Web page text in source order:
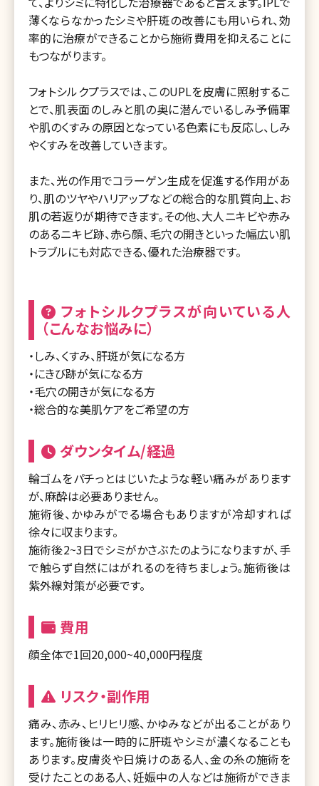
薄くならなかったシミや肝斑の改善にも用いられ、効
率的に治療ができることから施術費用を抑えることに
もつながります。
フォトシルクプラスでは、このUPLを皮膚に照射するこ
とで、肌表面のしみと肌の奥に潜んでいるしみ予備軍
や肌のくすみの原因となっている色素にも反応し、しみ
やくすみを改善していきます。
また、光の作用でコラーゲン生成を促進する作用があ
り、肌のツヤやハリアップなどの総合的な肌質向上、お
肌の若返りが期待できます。その他、大人ニキビや赤み
のあるニキビ跡、赤ら顔、毛穴の開きといった幅広い肌
トラブルにも対応できる、優れた治療器です。
フォトシルクプラスが向いている人
（こんなお悩みに）
・しみ、くすみ、肝斑が気になる方
・にきび跡が気になる方
・毛穴の開きが気になる方
・総合的な美肌ケアをご希望の方
ダウンタイム/経過
輪ゴムをパチっとはじいたような軽い痛みがあります
が、麻酔は必要ありません。
施術後、かゆみがでる場合もありますが冷却すれば
徐々に収まります。
施術後2~3日でシミがかさぶたのようになりますが、手
で触らず自然にはがれるのを待ちましょう。施術後は
紫外線対策が必要です。
費用
顔全体で1回20,000~40,000円程度
リスク・副作用
痛み、赤み、ヒリヒリ感、かゆみなどが出ることがあり
ます。施術後は一時的に肝斑やシミが濃くなることも
あります。皮膚炎や日焼けのある人、金の糸の施術を
受けたことのある人、妊娠中の人などは施術ができま